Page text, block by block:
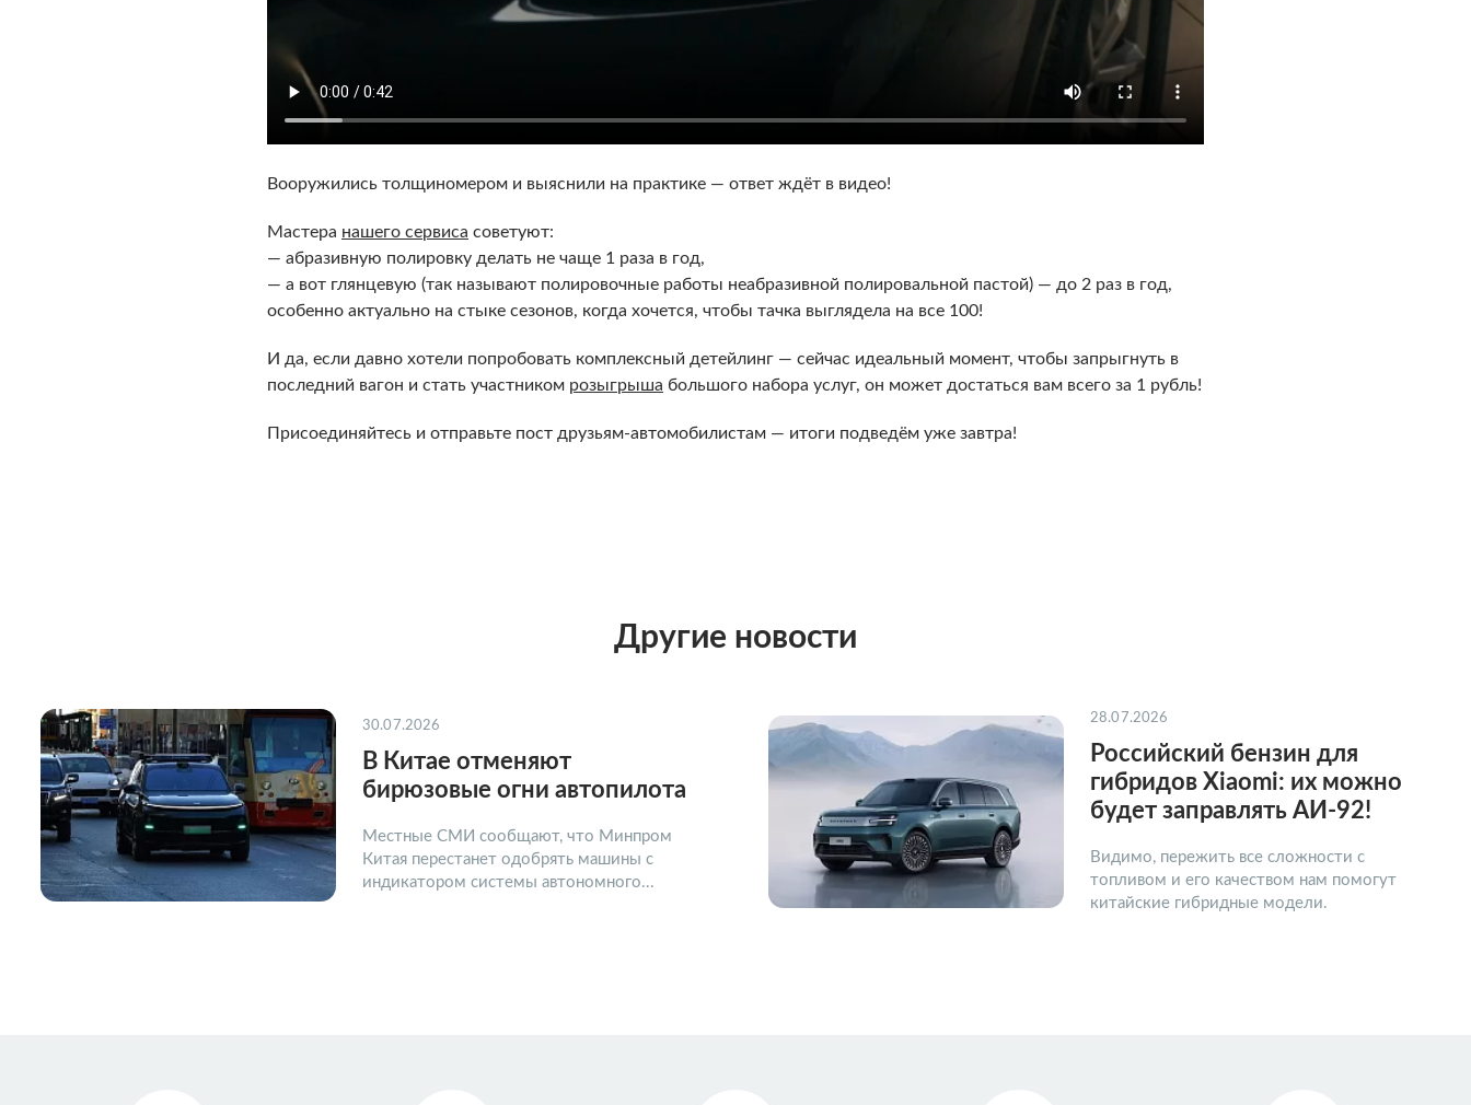
Вооружились толщиномером и выяснили на практике — ответ ждёт в видео!
Мастера нашего сервиса советуют:
— абразивную полировку делать не чаще 1 раза в год,
— а вот глянцевую (так называют полировочные работы неабразивной полировальной пастой) — до 2 раз в год,
особенно актуально на стыке сезонов, когда хочется, чтобы тачка выглядела на все 100!
И да, если давно хотели попробовать комплексный детейлинг — сейчас идеальный момент, чтобы запрыгнуть в
последний вагон и стать участником розыгрыша большого набора услуг, он может достаться вам всего за 1 рубль!
Присоединяйтесь и отправьте пост друзьям-автомобилистам — итоги подведём уже завтра!
Другие новости
30.07.2026
В Китае отменяют
бирюзовые огни автопилота
Местные СМИ сообщают, что Минпром
Китая перестанет одобрять машины с
индикатором системы автономного...
28.07.2026
Российский бензин для
гибридов Xiaomi: их можно
будет заправлять АИ-92!
Видимо, пережить все сложности с
топливом и его качеством нам помогут
китайские гибридные модели.